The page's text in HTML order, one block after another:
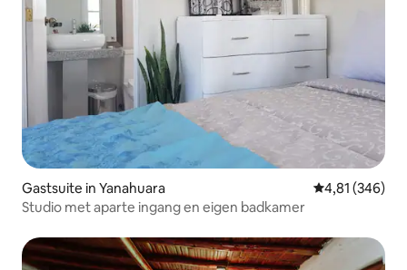
Gastsuite in Yanahuara Gemiddelde
4,81 (346)
Studio met aparte ingang en eigen badkamer